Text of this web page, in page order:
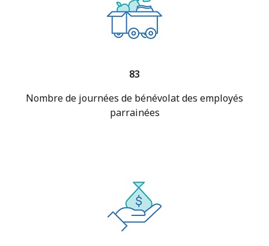
83
Nombre de journées de bénévolat des employés
parrainées